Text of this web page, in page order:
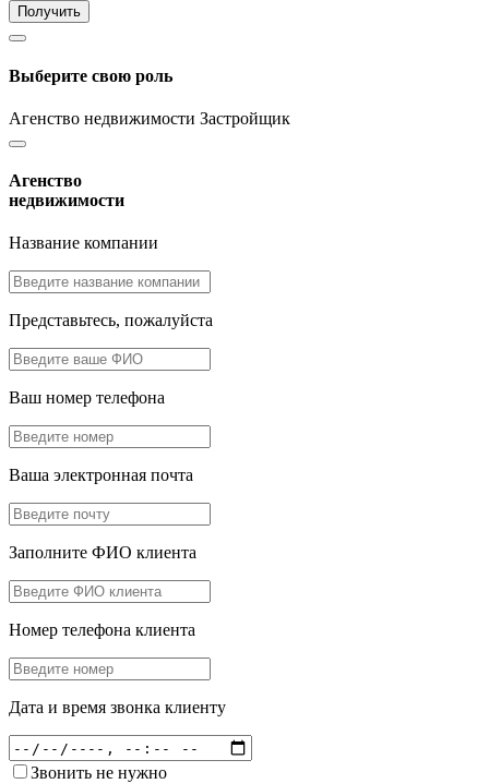
Получить
Выберите свою роль
Агенство недвижимости Застройщик
Агенство
недвижимости
Название компании
Представьтесь, пожалуйста
Ваш номер телефона
Ваша электронная почта
Заполните ФИО клиента
Номер телефона клиента
Дата и время звонка клиенту
Звонить не нужно